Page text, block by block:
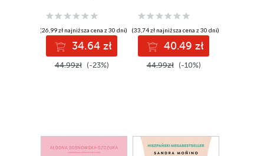
(26,99 zł najniższa cena z 30 dni)
34.64 zł
44.99zł (-23%)
lepsze
(33,74 zł najniższa cena z 30 dni)
40.49 zł
44.99zł (-10%)